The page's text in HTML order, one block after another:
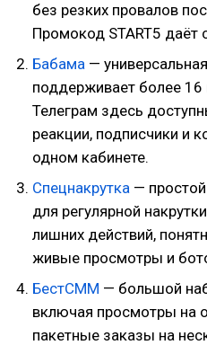
без резких провалов
Промокод START5 даёт
Бабама —
поддерживает более
Телеграм здесь
реакции, подписчики и
одном кабинете.
Спецнакрутка —
для регулярной
лишних действий,
живые просмотры и
БестСММ — большой
включая просмотры на
пакетные заказы на